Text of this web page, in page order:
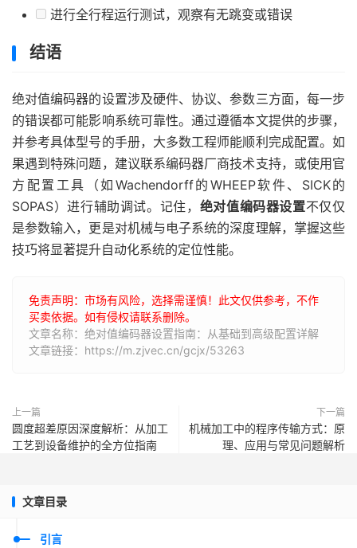
进行全行程运行测试，观察有无跳变或错误
结语
绝对值编码器的设置涉及硬件、协议、参数三方面，每一步
的错误都可能影响系统可靠性。通过遵循本文提供的步骤，
并参考具体型号的手册，大多数工程师能顺利完成配置。如
果遇到特殊问题，建议联系编码器厂商技术支持，或使用官
方配置工具（如Wachendorff的WHEEP软件、SICK的
SOPAS）进行辅助调试。记住， 绝对值编码器设置不仅仅
是参数输入，更是对机械与电子系统的深度理解，掌握这些
技巧将显著提升自动化系统的定位性能。
免责声明：市场有风险，选择需谨慎！此文仅供参考，不作
买卖依据。如有侵权请联系删除。
文章名称：绝对值编码器设置指南：从基础到高级配置详解
文章链接：https://m.zjvec.cn/gcjx/53263
上一篇
圆度超差原因深度解析：从加工
工艺到设备维护的全方位指南
下一篇
机械加工中的程序传输方式：原
理、应用与常见问题解析
文章目录
引言